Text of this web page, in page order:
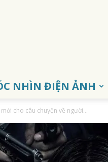
NHÌN ĐIỆN ẢNH
cho câu chuyện về người...